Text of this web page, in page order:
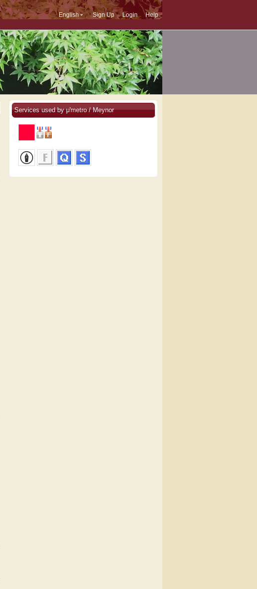
English Sign Up Login Help
Services used by μ'metro / Meynor